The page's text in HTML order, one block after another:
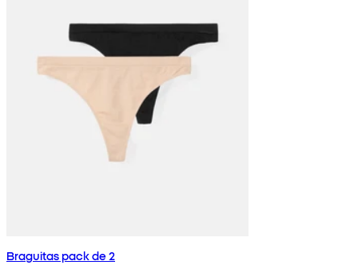
Braguitas pack de 2